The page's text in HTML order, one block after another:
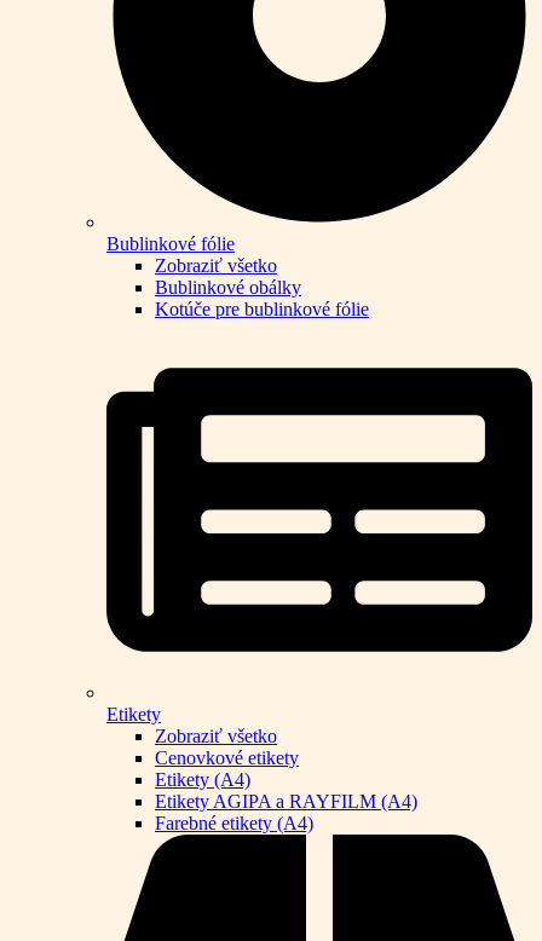
Bublinkové fólie
Zobraziť všetko
Bublinkové obálky
Kotúče pre bublinkové fólie
Etikety
Zobraziť všetko
Cenovkové etikety
Etikety (A4)
Etikety AGIPA a RAYFILM (A4)
Farebné etikety (A4)